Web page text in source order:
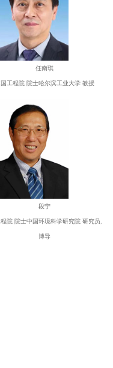
任南琪
工程院 院士哈尔滨工业大学 教授
段宁
院 院士中国环境科学研究院 研究员、
博导